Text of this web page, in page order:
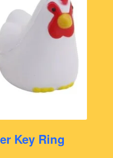
Key Ring